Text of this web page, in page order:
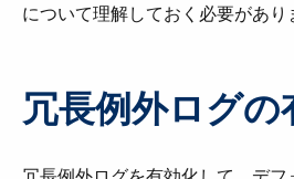
について理解しておく必要があり
冗長例外ログの